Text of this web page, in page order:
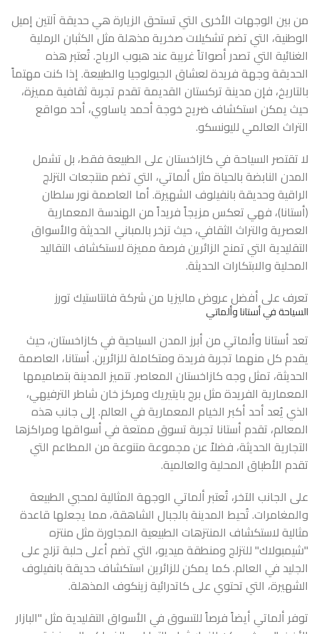
من بين الوجهات الأخرى التي تستحق الزيارة هي حديقة آلتين إميل
الوطنية، التي تضم تشكيلات صخرية مذهلة مثل الكثبان الرملية
الغنائية التي تصدر أصواتاً غريبة عند هبوب الرياح. تُعتبر هذه
الحديقة وجهة فريدة لعشاق الجيولوجيا والطبيعة. إذا كنت مهتماً
بالتاريخ، فإن مدينة تركستان القديمة تقدم تجربة ثقافية مميزة،
حيث يمكن استكشاف ضريح خوجة أحمد ياساوي، أحد مواقع
التراث العالمي لليونسكو.
لا تقتصر السياحة في كازاخستان على الطبيعة فقط، بل تشمل
المدن النابضة بالحياة مثل ألماتي، التي تضم منتجعات التزلج
الراقية وحديقة بانفيلوف الشهيرة. أما العاصمة نور سلطان
(أستانا)، فهي تعكس مزيجاً فريداً من الهندسة المعمارية
العصرية والتراث الثقافي، حيث تزخر بالمباني الحديثة والأسواق
التقليدية التي تمنح الزائرين فرصة مميزة لاستكشاف التقاليد
المحلية والابتكارات الحديثة.
تعرف على أفضلعروض ماليزيا من شركة فانتاستيك تورز
السياحة في أستانا وألماتي
تعد أستانا وألماتي من أبرز المدن السياحية في كازاخستان، حيث
يقدم كل منهما تجربة فريدة ومتكاملة للزائرين. أستانا، العاصمة
الحديثة، تمثل وجه كازاخستان المعاصر. تتميز المدينة بتصاميمها
المعمارية الفريدة مثل برج بايتيريك ومركز خان شاطر الترفيهي،
الذي يُعد أحد أكبر الخيام المعمارية في العالم. إلى جانب هذه
المعالم، تقدم أستانا تجربة تسوق ممتعة في أسواقها ومراكزها
التجارية الحديثة، فضلاً عن مجموعة متنوعة من المطاعم التي
تقدم الأطباق المحلية والعالمية.
على الجانب الآخر، تُعتبر ألماتي الوجهة المثالية لمحبي الطبيعة
والمغامرات. تُحيط المدينة بالجبال الشاهقة، مما يجعلها قاعدة
مثالية لاستكشاف المنتزهات الطبيعية المجاورة مثل منتزه
"شيمبولاك" للتزلج ومنطقة ميديو، التي تضم أعلى حلبة تزلج على
الجليد في العالم. كما يمكن للزائرين استكشاف حديقة بانفيلوف
الشهيرة، التي تحتوي على كاتدرائية زينكوف المذهلة.
توفر ألماتي أيضاً فرصاً للتسوق في الأسواق التقليدية مثل "البازار